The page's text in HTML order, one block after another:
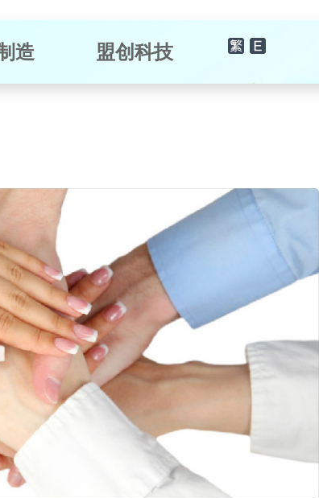
造 盟创科技